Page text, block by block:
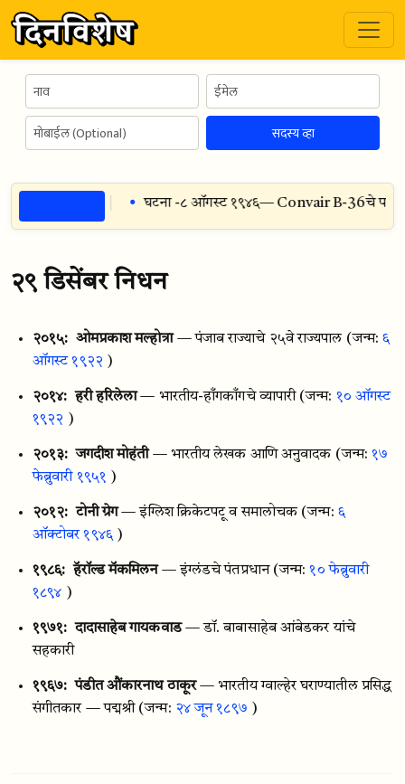
सदस्य व्हा
घटना -८ ऑगस्ट १९४६— Convair B-36चे पहिले
२९ डिसेंबर निधन
२०१५: ओमप्रकाश मल्होत्रा — पंजाब राज्याचे २५वे राज्यपाल (जन्म:६
ऑगस्ट १९२२ )
२०१४: हरी हरिलेला — भारतीय-हाँगकाँगचे व्यापारी (जन्म: १० ऑगस्ट
१९२२ )
२०१३: जगदीश मोहंती — भारतीय लेखक आणि अनुवादक (जन्म:१७
फेब्रुवारी १९५१ )
२०१२: टोनी ग्रेग — इंग्लिश क्रिकेटपटू व समालोचक (जन्म: ६
ऑक्टोबर १९४६)
१९८६: हॅरॉल्ड मॅकमिलन — इंग्लंडचे पंतप्रधान (जन्म:१० फेब्रुवारी
१८९४ )
१९७१: दादासाहेब गायकवाड — डॉ. बाबासाहेब आंबेडकर यांचे
सहकारी
१९६७: पंडीत औंकारनाथ ठाकूर — भारतीय ग्वाल्हेर घराण्यातील प्रसिद्ध
संगीतकार — पद्मश्री (जन्म: २४ जून १८९७ )